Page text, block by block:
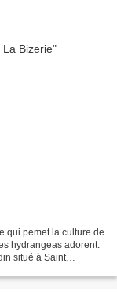
qui pemet la culture de
hydrangeas adorent.
situé à Saint